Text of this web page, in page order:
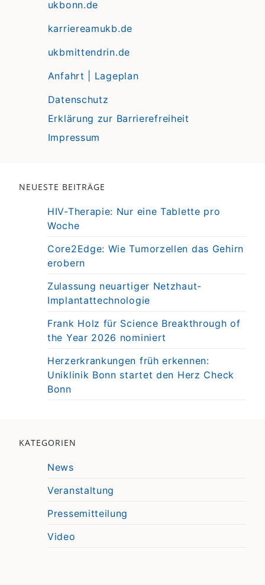
ukbonn.de
karriereamukb.de
ukbmittendrin.de
Anfahrt | Lageplan
Datenschutz
Erklärung zur Barrierefreiheit
Impressum
NEUESTE BEITRÄGE
HIV-Therapie: Nur eine Tablette pro
Woche
Core2Edge: Wie Tumorzellen das Gehirn
erobern
Zulassung neuartiger Netzhaut-
Implantattechnologie
Frank Holz für Science Breakthrough of
the Year 2026 nominiert
Herzerkrankungen früh erkennen:
Uniklinik Bonn startet den Herz Check
Bonn
KATEGORIEN
News
Veranstaltung
Pressemitteilung
Video